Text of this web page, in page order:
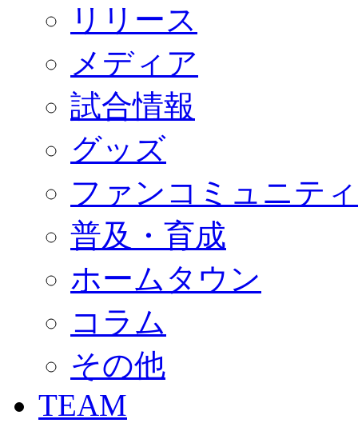
奈良クラブ明治安田Ｊ3リーグ 2026/27シーズン「
観戦ルール＆マナー
2026/27ファンコミュニティ
サポートショップ
GOODS
オフィシャルストア（実店舗）
オンラインストア
ACADEMY
アカデミーについて
コーチ&スタッフ
ジュニア
ジュニアユース
ユース
練習拠点（ナラディーア）
SCHOOL
CLUB
パートナー募集
クラブ理念
サステナビリティ
Web制作支援
応援プロジェクト
リリース
メディア
試合情報
グッズ
ファンコミュニティ
普及・育成
ホームタウン
コラム
その他
TEAM